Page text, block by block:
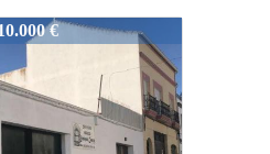
€ 125.000 €